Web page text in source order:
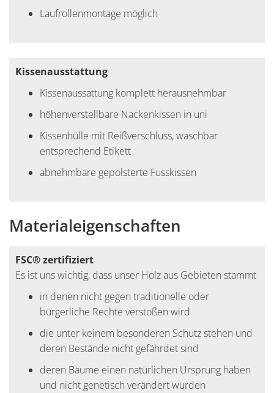
Laufrollenmontage möglich
Kissenausstattung
Kissenaussattung komplett herausnehmbar
höhenverstellbare Nackenkissen in uni
Kissenhülle mit Reißverschluss, waschbar
entsprechend Etikett
abnehmbare gepolsterte Fusskissen
Materialeigenschaften
FSC® zertifiziert
Es ist uns wichtig, dass unser Holz aus Gebieten stammt
in denen nicht gegen traditionelle oder
bürgerliche Rechte verstoßen wird
die unter keinem besonderen Schutz stehen und
deren Bestände nicht gefährdet sind
deren Bäume einen natürlichen Ursprung haben
und nicht genetisch verändert wurden